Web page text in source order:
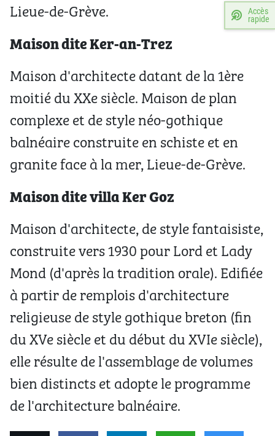
Lieue-de-Grève.
Maison dite Ker-an-Trez
Maison d'architecte datant de la 1ère
moitié du XXe siècle. Maison de plan
complexe et de style néo-gothique
balnéaire construite en schiste et en
granite face à la mer, Lieue-de-Grève.
Maison dite villa Ker Goz
Maison d'architecte, de style fantaisiste,
construite vers 1930 pour Lord et Lady
Mond (d'après la tradition orale). Edifiée
à partir de remplois d'architecture
religieuse de style gothique breton (fin
du XVe siècle et du début du XVIe siècle),
elle résulte de l'assemblage de volumes
bien distincts et adopte le programme
de l'architecture balnéaire.
Accès
rapide